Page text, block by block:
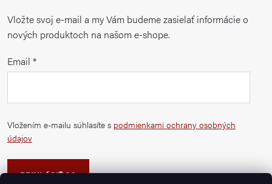
Vložte svoj e-mail a my Vám budeme zasielať informácie o
nových produktoch na našom e-shope.
Email
Vložením e-mailu súhlasíte s podmienkami ochrany osobných
údajov
PRIHLÁSIŤ SA